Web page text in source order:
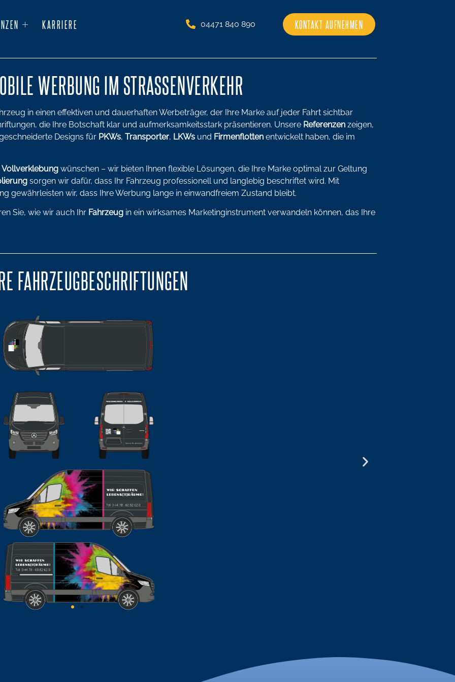
KARRIERE 04471 840 890 KONTAKT AUFNEHMEN
WERBUNG IM STRASSENVERKEHR
in einen effektiven und dauerhaften Werbeträger, der Ihre Marke auf jeder Fahrt sichtbar
die Ihre Botschaft klar und aufmerksamkeitsstark präsentieren. Unsere Referenzen zeigen,
Designs für PKWs, Transporter, LKWs und Firmenflotten entwickelt haben, die im
Vollverklebung wünschen – wir bieten Ihnen flexible Lösungen, die Ihre Marke optimal zur Geltung
sorgen wir dafür, dass Ihr Fahrzeug professionell und langlebig beschriftet wird. Mit
gewährleisten wir, dass Ihre Werbung lange in einwandfreiem Zustand bleibt.
Sie, wie wir auch Ihr Fahrzeug in ein wirksames Marketinginstrument verwandeln können, das Ihre
FAHRZEUGBESCHRIFTUNGEN